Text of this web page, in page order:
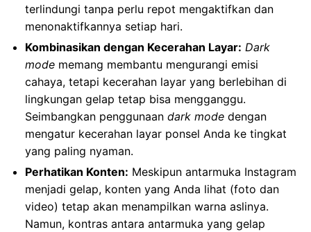
terlindungi tanpa perlu repot mengaktifkan dan
menonaktifkannya setiap hari.
Kombinasikan dengan Kecerahan Layar: Dark
mode memang membantu mengurangi emisi
cahaya, tetapi kecerahan layar yang berlebihan di
lingkungan gelap tetap bisa mengganggu.
Seimbangkan penggunaan dark mode dengan
mengatur kecerahan layar ponsel Anda ke tingkat
yang paling nyaman.
Perhatikan Konten: Meskipun antarmuka Instagram
menjadi gelap, konten yang Anda lihat (foto dan
video) tetap akan menampilkan warna aslinya.
Namun, kontras antara antarmuka yang gelap